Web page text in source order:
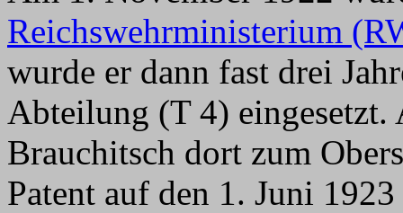
Reichswehrministerium
wurde er dann fast drei
Abteilung (T 4)
Brauchitsch dort zum
Patent auf den 1. Juni